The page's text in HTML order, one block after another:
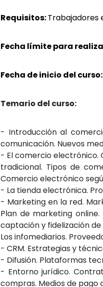
Requisitos:Trabajadores
Fecha límite para
Fecha de inicio del curso:
Temario del curso:
- Introducción al
comunicación. Nuevos
- El comercio electrónico.
tradicional. Tipos de
Comercio electrónico
- La tienda electrónica.
- Marketing en la red.
Plan de marketing
captación y fidelización
Los infomediarios.
- CRM. Estrategias y
- Difusión. Plataformas
- Entorno jurídico.
compras. Medios de pago